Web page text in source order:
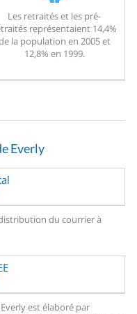
Les retraités et les pré-
représentaient 14,4%
la population en 2005 et
12,8% en 1999.
Everly
du courrier à
est élaboré par